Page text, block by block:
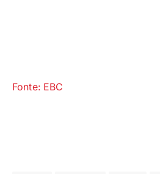
Fonte: EBC